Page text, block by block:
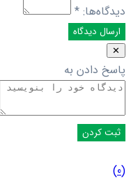
دیدگاه‌ها: *
✕
پاسخ دادن به
(0)